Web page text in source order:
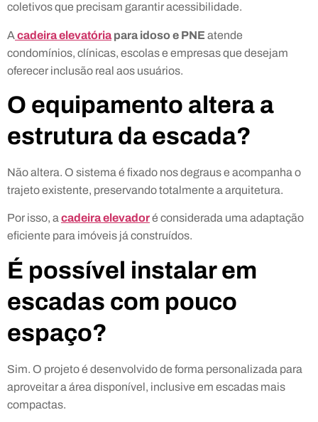
coletivos que precisam garantir acessibilidade.
Acadeira elevatória para idoso e PNE atende
condomínios, clínicas, escolas e empresas que desejam
oferecer inclusão real aos usuários.
O equipamento altera a
estrutura da escada?
Não altera. O sistema é fixado nos degraus e acompanha o
trajeto existente, preservando totalmente a arquitetura.
Por isso, acadeira elevadoré considerada uma adaptação
eficiente para imóveis já construídos.
É possível instalar em
escadas com pouco
espaço?
Sim. O projeto é desenvolvido de forma personalizada para
aproveitar a área disponível, inclusive em escadas mais
compactas.